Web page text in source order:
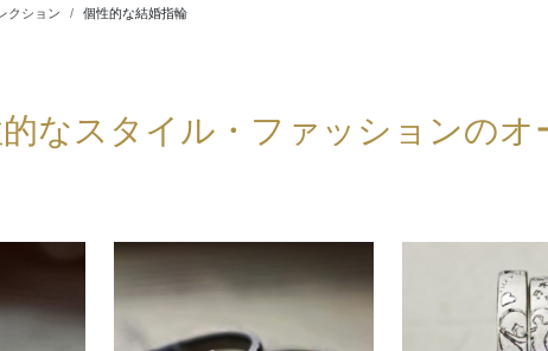
クション 個性的な結婚指輪
なスタイル・ファッションのオ